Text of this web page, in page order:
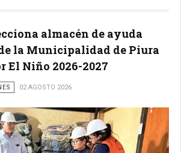
almacén de ayuda
la Municipalidad de Piura
El Niño 2026-2027
02 AGOSTO 2026